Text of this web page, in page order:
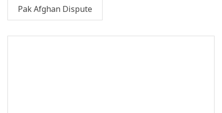
Pak Afghan Dispute